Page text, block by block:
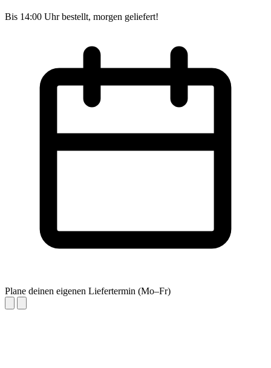
Bis 14:00 Uhr bestellt, morgen geliefert!
Plane deinen eigenen Liefertermin (Mo–Fr)